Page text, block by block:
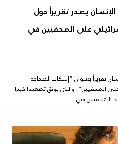
يصدر تقريراً حول
على الصحفيين في
تقريراً بعنوان “إسكات الصحافة:
الصحفيين”، والذي يوثق تصعيداً كبيراً
الإعلاميين في